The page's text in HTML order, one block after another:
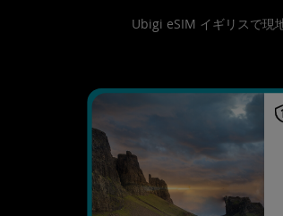
Ubigi eSIM イギリスで現